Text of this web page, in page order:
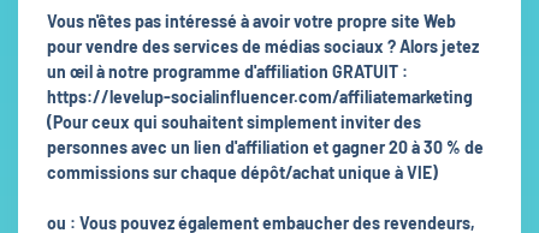
Vous n'êtes pas intéressé à avoir votre propre site Web
pour vendre des services de médias sociaux ? Alors jetez
un œil à notre programme d'affiliation GRATUIT :
https://levelup-socialinfluencer.com/affiliatemarketing
(Pour ceux qui souhaitent simplement inviter des
personnes avec un lien d'affiliation et gagner 20 à 30 % de
commissions sur chaque dépôt/achat unique à VIE)
ou : Vous pouvez également embaucher des revendeurs,